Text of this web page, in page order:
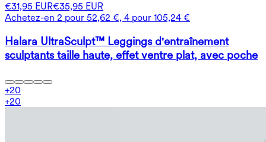
€31,95 EUR€35,95 EUR
Achetez-en 2 pour 52,62 €, 4 pour 105,24 €
Halara UltraSculpt™ Leggings d'entraînement
sculptants taille haute, effet ventre plat, avec poche
+20
+20